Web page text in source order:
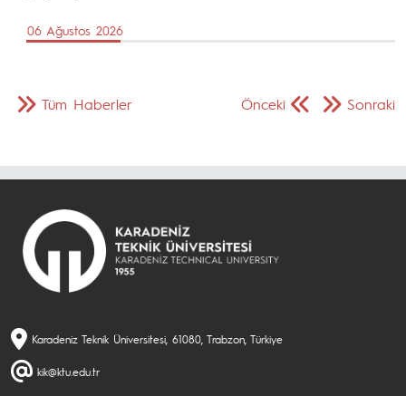
06 Ağustos 2026
Önceki Sonraki
Tüm Haberler
Karadeniz Teknik Üniversitesi, 61080, Trabzon, Türkiye
kik@ktu.edu.tr